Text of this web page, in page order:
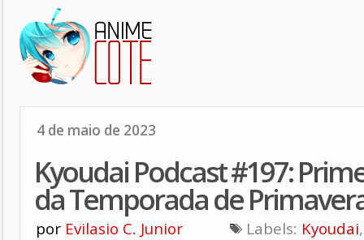
4 de maio de 2023
Kyoudai Podcast #197:
da Temporada de
por Evilasio C. Junior Labels: Kyoudai